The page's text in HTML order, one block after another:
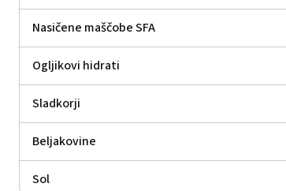
Nasičene maščobe SFA
Ogljikovi hidrati
Sladkorji
Beljakovine
Sol